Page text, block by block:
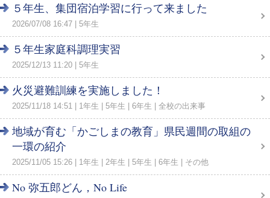
５年生、集団宿泊学習に行って来ました
2026/07/08 16:47 5年生
５年生家庭科調理実習
2025/12/13 11:20 5年生
火災避難訓練を実施しました！
2025/11/18 14:51 1年生 5年生 6年生 全校の出来事
地域が育む「かごしまの教育」県民週間の取組の
一環の紹介
2025/11/05 15:26 1年生 2年生 5年生 6年生 その他
No 弥五郎どん，No Life